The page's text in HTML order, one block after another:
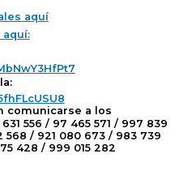
aquí
comunicarse a los
556 / 97 465 571 / 997 839
568 / 921 080 673 / 983 739
428 / 999 015 282